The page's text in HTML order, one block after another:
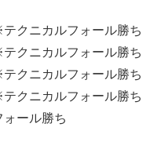
クニカルフォール勝ち
クニカルフォール勝ち
クニカルフォール勝ち
クニカルフォール勝ち
ール勝ち